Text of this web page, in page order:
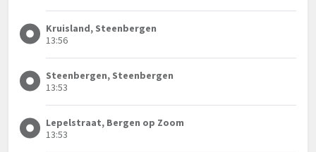
Kruisland, Steenbergen
13:56
Steenbergen, Steenbergen
13:53
Lepelstraat, Bergen op Zoom
13:53